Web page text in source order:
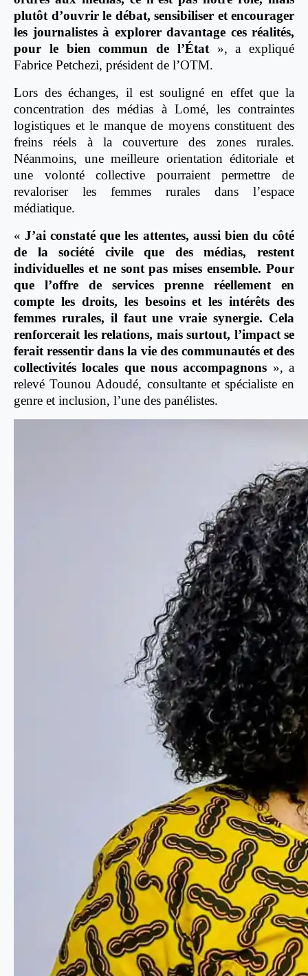
plutôt d’ouvrir le débat, sensibiliser et encourager
les journalistes à explorer davantage ces réalités,
pour le bien commun de l’État», a expliqué
Fabrice Petchezi, président de l’OTM.
Lors des échanges, il est souligné en effet que la
concentration des médias à Lomé, les contraintes
logistiques et le manque de moyens constituent des
freins réels à la couverture des zones rurales.
Néanmoins, une meilleure orientation éditoriale et
une volonté collective pourraient permettre de
revaloriser les femmes rurales dans l’espace
médiatique.
« J’ai constaté que les attentes, aussi bien du côté
de la société civile que des médias, restent
individuelles et ne sont pas mises ensemble. Pour
que l’offre de services prenne réellement en
compte les droits, les besoins et les intérêts des
femmes rurales, il faut une vraie synergie. Cela
renforcerait les relations, mais surtout, l’impact se
ferait ressentir dans la vie des communautés et des
collectivités locales que nous accompagnons », a
relevé Tounou Adoudé, consultante et spécialiste en
genre et inclusion, l’une des panélistes.